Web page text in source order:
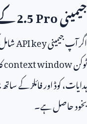
جیمینی2.5 Pro
اگر آپ جیمینیAPI key
ٹوکنcontext window
ہدایات، کوڈ اور فائلز کے
بخود حاصل ہے۔